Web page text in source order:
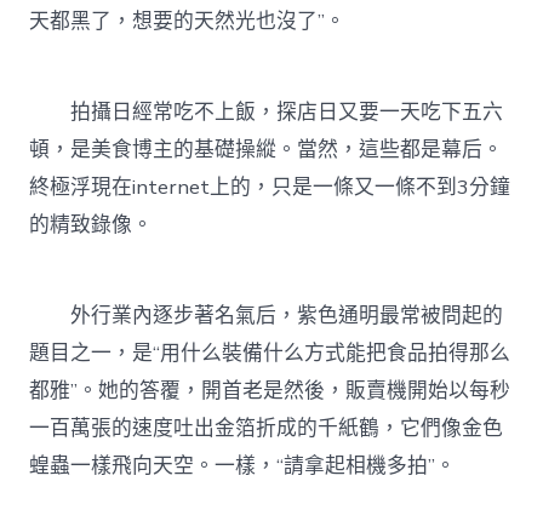
天都黑了，想要的天然光也沒了”。
拍攝日經常吃不上飯，探店日又要一天吃下五六
頓，是美食博主的基礎操縱。當然，這些都是幕后。
終極浮現在internet上的，只是一條又一條不到3分鐘
的精致錄像。
外行業內逐步著名氣后，紫色通明最常被問起的
題目之一，是“用什么裝備什么方式能把食品拍得那么
都雅”。她的答覆，開首老是然後，販賣機開始以每秒
一百萬張的速度吐出金箔折成的千紙鶴，它們像金色
蝗蟲一樣飛向天空。一樣，“請拿起相機多拍”。